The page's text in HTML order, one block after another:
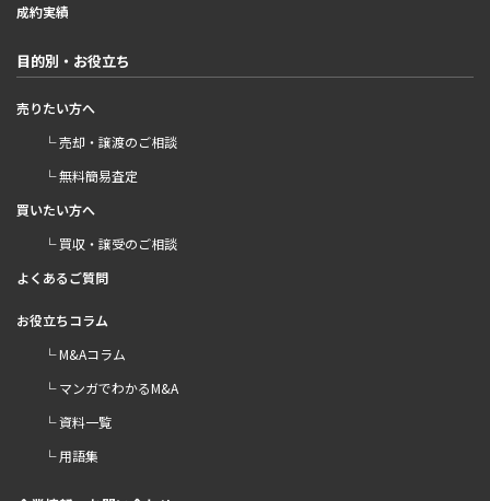
成約実績
目的別・お役立ち
売りたい方へ
└ 売却・譲渡のご相談
└ 無料簡易査定
買いたい方へ
└ 買収・譲受のご相談
よくあるご質問
お役立ちコラム
└ M&Aコラム
└ マンガでわかるM&A
└ 資料一覧
└ 用語集